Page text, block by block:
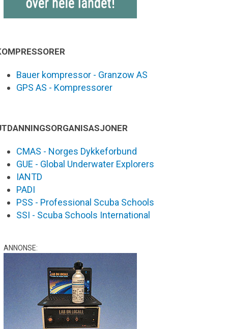
Bauer kompressor - Granzow AS
GPS AS - Kompressorer
CMAS - Norges Dykkeforbund
GUE - Global Underwater Explorers
IANTD
PADI
PSS - Professional Scuba Schools
SSI - Scuba Schools International
ANNONSE: